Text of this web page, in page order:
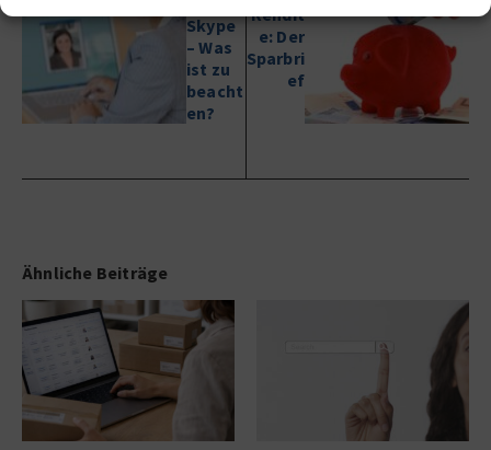
Skype
– Was
ist zu
beacht
en?
Rendit
e: Der
Sparbri
ef
Ähnliche Beiträge